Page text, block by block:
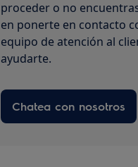
proceder o no
en ponerte en contacto
equipo de atención al
ayudarte.
Chatea con nosotros